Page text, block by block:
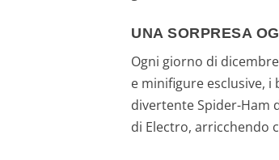
UNA SORPRESA
Ogni giorno di
e minifigure esclusive,
divertente Spider-Ham
di Electro, arricchendo